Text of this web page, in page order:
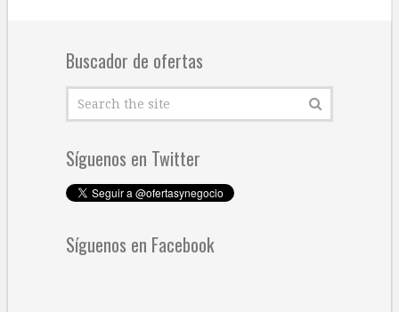
Buscador de ofertas
Síguenos en Twitter
Síguenos en Facebook